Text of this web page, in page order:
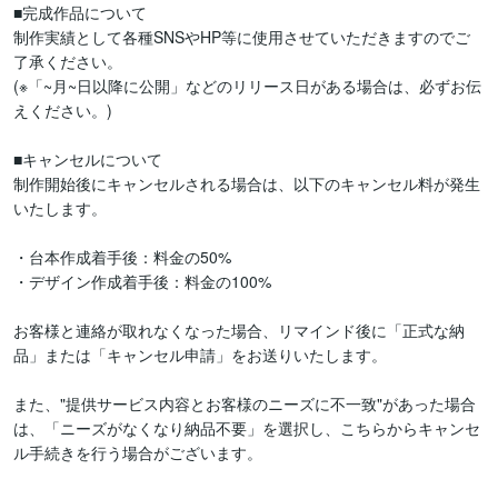
■完成作品について
制作実績として各種SNSやHP等に使用させていただきますのでご
了承ください。
(※「~月~日以降に公開」などのリリース日がある場合は、必ずお伝
えください。)
■キャンセルについて
制作開始後にキャンセルされる場合は、以下のキャンセル料が発生
いたします。
・台本作成着手後：料金の50%
・デザイン作成着手後：料金の100%
お客様と連絡が取れなくなった場合、リマインド後に「正式な納
品」または「キャンセル申請」をお送りいたします。
また、"提供サービス内容とお客様のニーズに不一致"があった場合
は、「ニーズがなくなり納品不要」を選択し、こちらからキャンセ
ル手続きを行う場合がございます。